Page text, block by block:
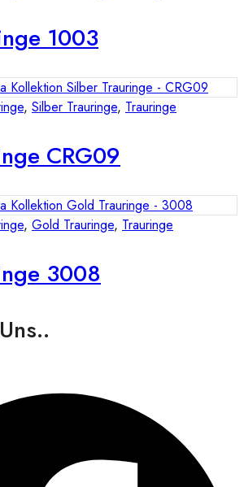
1003
, Silber Trauringe, Trauringe
CRG09
, Gold Trauringe, Trauringe
3008